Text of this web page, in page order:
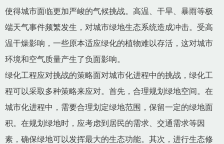
使得城市面临更加严峻的气候挑战。高温、干旱、暴雨等极
端天气事件频繁发生，对城市绿地生态系统造成冲击。受高
温干燥影响，一些原本适应绿化的植物难以存活，这对城市
环境和空气质量产生了负面影响。
绿化工程应对挑战的策略面对城市化进程中的挑战，绿化工
程可以采取多种策略来应对。首先，合理规划绿地空间。在
城市化进程中，需要合理划定绿地范围，保留一定的绿地面
积。在规划绿地时，应考虑到居民的需求、交通需求等因
素，确保绿地可以发挥最大的生态功能。其次，进行生态修